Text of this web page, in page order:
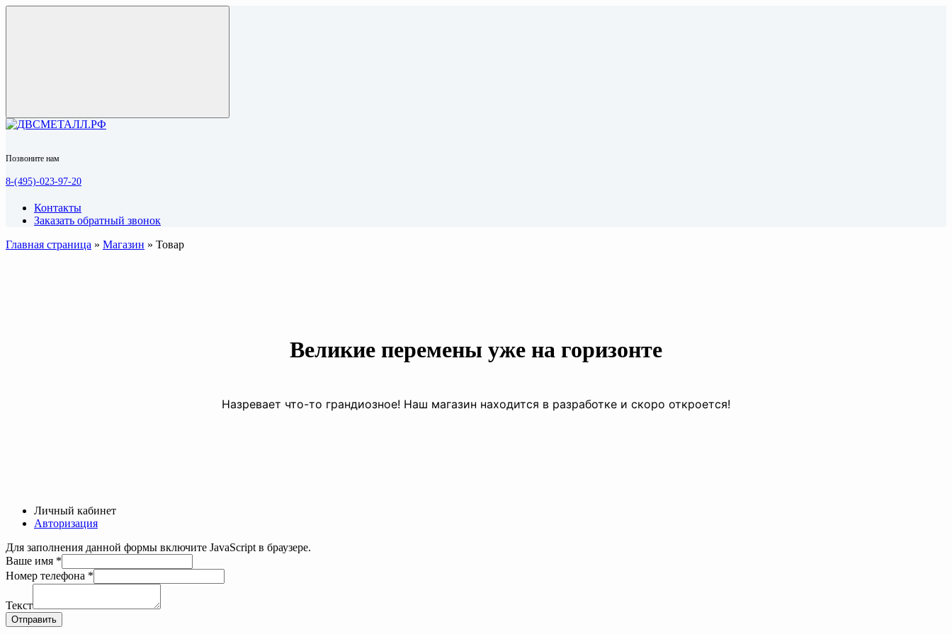
Позвоните нам
8-(495)-023-97-20
Контакты
Заказать обратный звонок
Главная страница » Магазин » Товар
Великие перемены уже на горизонте
Назревает что-то грандиозное! Наш магазин находится в разработке и скоро откроется!
Личный кабинет
Авторизация
Для заполнения данной формы включите JavaScript в браузере.
Ваше имя *
Номер телефона *
телефона
Ваше
Текст
Отправить